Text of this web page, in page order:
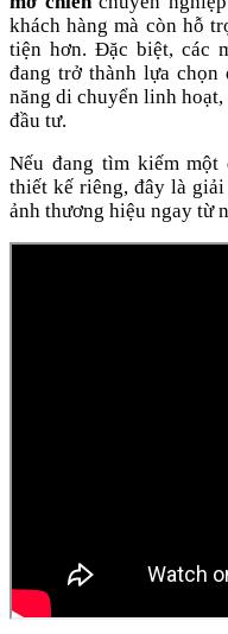
khách hàng mà còn hỗ
tiện hơn. Đặc biệt, các
đang trở thành lựa
năng di chuyển linh
đầu tư.
Nếu đang tìm kiếm
thiết kế riêng, đây là
ảnh thương hiệu ngay từ